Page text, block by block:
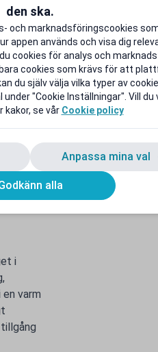
i
varm
Upp till 50 % studentrabatt på
utvalda favoriter
Back to School Deals!
Till rabatten
den ska.
och marknadsföringscookies
appen används och visa dig
cookies för analys och
cookies som krävs för att
du själv välja vilka typer av
"Cookie Inställningar". Vill
kakor, se vår Cookie policy
Anpassa mina val
alla